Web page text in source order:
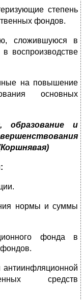
степень
фондов.
сложившуюся в
воспроизводстве
на повышение
основных
образование и
нормы и суммы
фонда в
антиинфляционной
средств